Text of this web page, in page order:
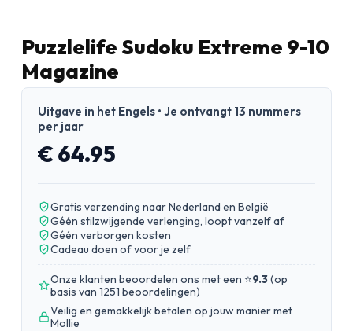
Puzzlelife Sudoku Extreme 9-10
Magazine
Uitgave in het Engels • Je ontvangt 13 nummers
per jaar
€ 64.95
Gratis verzending naar Nederland en België
Géén stilzwijgende verlenging, loopt vanzelf af
Géén verborgen kosten
Cadeau doen of voor je zelf
Onze klanten beoordelen ons met een ⭐9.3(op
basis van 1251 beoordelingen)
Veilig en gemakkelijk betalen op jouw manier met
Mollie